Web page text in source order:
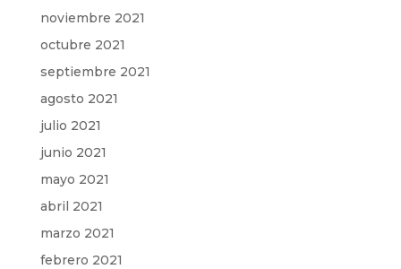
noviembre 2021
octubre 2021
septiembre 2021
agosto 2021
julio 2021
junio 2021
mayo 2021
abril 2021
marzo 2021
febrero 2021